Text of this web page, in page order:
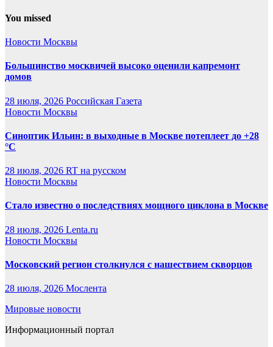
You missed
Новости Москвы
Большинство москвичей высоко оценили капремонт
домов
28 июля, 2026 Российская Газета
Новости Москвы
Синоптик Ильин: в выходные в Москве потеплеет до +28
°C
28 июля, 2026 RT на русском
Новости Москвы
Стало известно о последствиях мощного циклона в Москве
28 июля, 2026 Lenta.ru
Новости Москвы
Московский регион столкнулся с нашествием скворцов
28 июля, 2026 Мослента
Мировые новости
Информационный портал